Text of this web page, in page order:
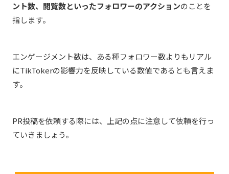
ント数、閲覧数といったフォロワーのアクションのことを
指します。
エンゲージメント数は、ある種フォロワー数よりもリアル
にTikTokerの影響力を反映している数値であるとも言えま
す。
PR投稿を依頼する際には、上記の点に注意して依頼を行っ
ていきましょう。